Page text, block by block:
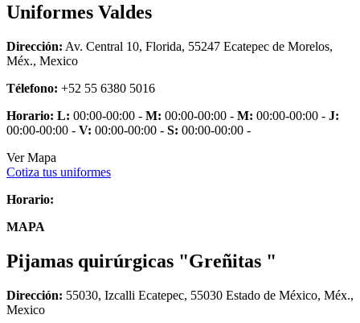
Uniformes Valdes
Dirección: Av. Central 10, Florida, 55247 Ecatepec de Morelos,
Méx., Mexico
Télefono: +52 55 6380 5016
Horario: L: 00:00-00:00 - M: 00:00-00:00 - M: 00:00-00:00 - J:
00:00-00:00 - V: 00:00-00:00 - S: 00:00-00:00 -
Ver Mapa
Cotiza tus uniformes
Horario:
MAPA
Pijamas quirúrgicas "Greñitas "
Dirección: 55030, Izcalli Ecatepec, 55030 Estado de México, Méx.,
Mexico